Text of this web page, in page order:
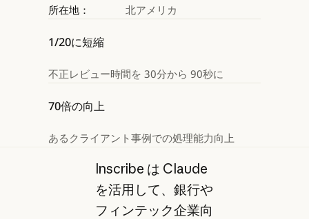
所在地：
北アメリカ
1/20に短縮
不正レビュー時間を 30分から 90秒に
70倍の向上
あるクライアント事例での処理能力向上
Inscribe は Claude
を活用して、銀行や
フィンテック企業向